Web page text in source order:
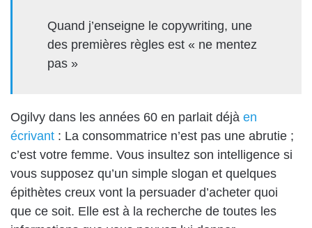
Quand j’enseigne le copywriting, une
des premières règles est « ne mentez
pas »
Ogilvy dans les années 60 en parlait déjà en
écrivant : La consommatrice n’est pas une abrutie ;
c’est votre femme. Vous insultez son intelligence si
vous supposez qu’un simple slogan et quelques
épithètes creux vont la persuader d’acheter quoi
que ce soit. Elle est à la recherche de toutes les